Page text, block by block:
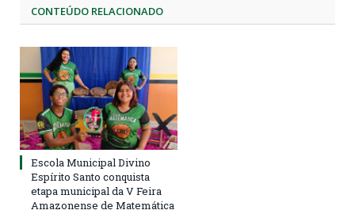
CONTEÚDO RELACIONADO
Escola Municipal Divino
Espírito Santo conquista
etapa municipal da V Feira
Amazonense de Matemática